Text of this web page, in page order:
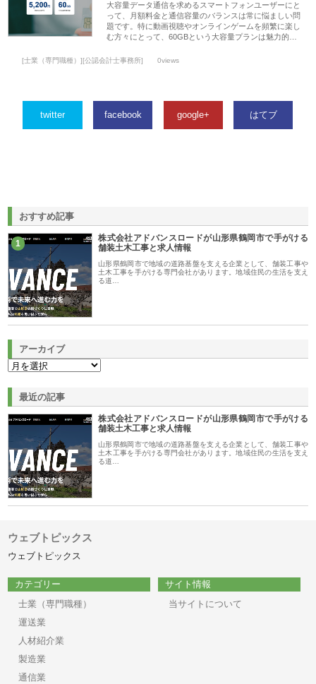
大容量データ通信を求めるスマートフォンユーザーにと
って、月額料金と通信容量のバランスは常に悩ましい問
題です。特に動画視聴やオンラインゲームを頻繁に楽し
む方々にとって、60GBという大容量プランは魅力的…
[士業（専門職種）][公認会計士事務所] 0views
twitter facebook google+ はてブ
おすすめ記事
1
株式会社アドバンスロードが山形県鶴岡市で手がける
舗装土木工事と求人情報
山形県鶴岡市で地域の道路基盤を支える企業として、舗装工事や
土木工事を手がける専門会社があります。地域住民の生活を支え
る道…
アーカイブ
最近の記事
株式会社アドバンスロードが山形県鶴岡市で手がける
舗装土木工事と求人情報
山形県鶴岡市で地域の道路基盤を支える企業として、舗装工事や
土木工事を手がける専門会社があります。地域住民の生活を支え
る道…
ウェブトピックス
ウェブトピックス
カテゴリー
士業（専門職種）
運送業
人材紹介業
製造業
通信業
サイト情報
当サイトについて